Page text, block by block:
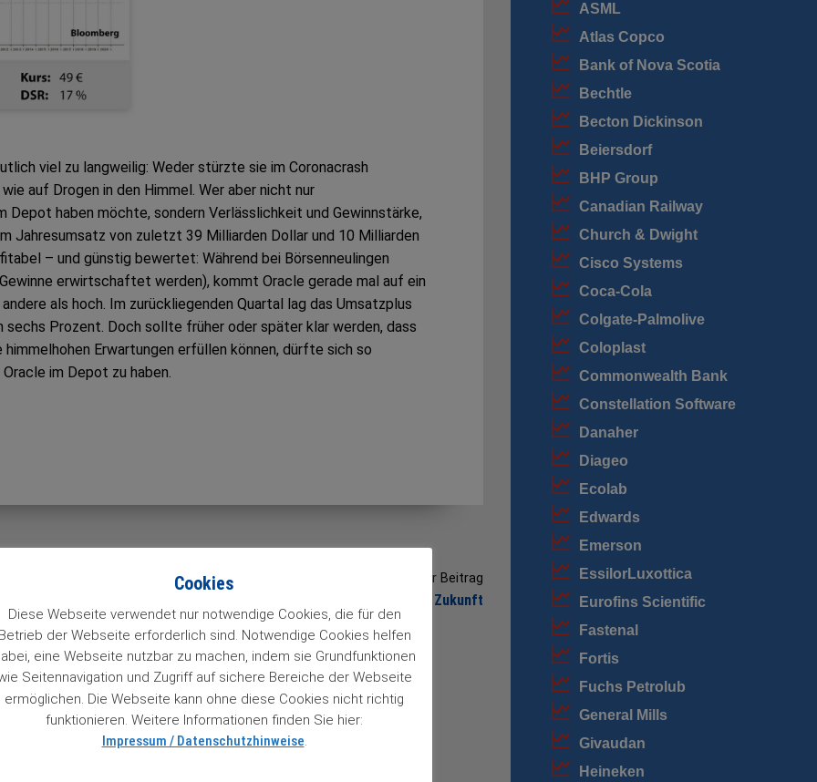
viel zu langweilig: Weder stürzte sie im Coronacrash
auf Drogen in den Himmel. Wer aber nicht nur
haben möchte, sondern Verlässlichkeit und Gewinnstärke,
Jahresumsatz von zuletzt 39 Milliarden Dollar und 10 Milliarden
– und günstig bewertet: Während bei Börsenneulingen
erwirtschaftet werden), kommt Oracle gerade mal auf ein
als hoch. Im zurückliegenden Quartal lag das Umsatzplus
Prozent. Doch sollte früher oder später klar werden, dass
Erwartungen erfüllen können, dürfte sich so
im Depot zu haben.
…
Vorheriger Beitrag
Danaher bleibt Investition mit Zukunft
ASML
Atlas Copco
Bank of Nova Scotia
Bechtle
Becton Dickinson
Beiersdorf
BHP Group
Canadian Railway
Church & Dwight
Cisco Systems
Coca-Cola
Colgate-Palmolive
Coloplast
Commonwealth Bank
Constellation Software
Danaher
Diageo
Ecolab
Edwards
Emerson
EssilorLuxottica
Eurofins Scientific
Fastenal
Fortis
Fuchs Petrolub
General Mills
Givaudan
Heineken
Cookies
Diese Webseite verwendet nur notwendige Cookies, die für den
Betrieb der Webseite erforderlich sind. Notwendige Cookies helfen
eine Webseite nutzbar zu machen, indem sie Grundfunktionen
Seitennavigation und Zugriff auf sichere Bereiche der Webseite
ermöglichen. Die Webseite kann ohne diese Cookies nicht richtig
funktionieren. Weitere Informationen finden Sie hier:
Impressum / Datenschutzhinweise